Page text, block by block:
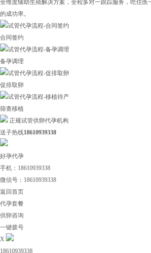
全维度辅助生殖解决方案，全程多对一跟踪服务，吃住医
的成功率。
合同签约
备孕调理
促排取卵
筛查移植
正规试管供卵代孕机构
送子热线18610939338
好孕代孕
手机：18610939338
微信号：18610939338
返回首页
代孕套餐
供卵咨询
一键拨号
X
18610939338